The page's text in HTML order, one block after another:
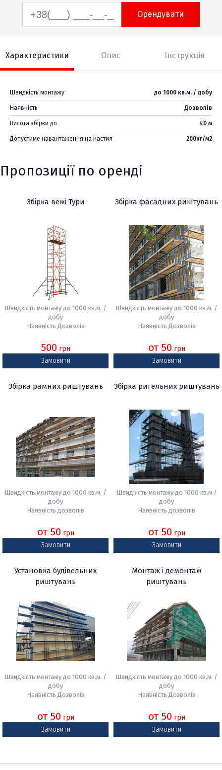
Орендувати
Характеристики Опис Інструкція
Швидкість монтажу до 1000 кв.м. / добу
Наявність Дозволів
Висота збірки до 40 м
Допустиме навантаження на настил 200кг/м2
Пропозиції по оренді
Збірка вежі Тури
Швидкість монтажу до 1000 кв.м. /
добу
Наявність Дозволів
500 грн
Замовити
Збірка фасадних риштувань
Швидкість монтажу до 1000 кв.м. /
добу
Наявність Дозволів
от 50 грн
Замовити
Збірка рамних риштувань
Швидкість монтажу до 1000 кв.м. /
добу
Наявність дозволів
от 50 грн
Замовити
Збірка ригельних риштувань
Швидкість монтажу до 1000 кв.м./
добу
Наявність дозволів
от 50 грн
Замовити
Установка будівельних
риштувань
Швидкість монтажу до 1000 кв.м. /
добу
Наявність Дозволів
от 50 грн
Замовити
Монтаж і демонтаж
риштувань
Швидкість монтажу до 1000 кв.м. /
добу
Наявність Дозволів
от 50 грн
Замовити